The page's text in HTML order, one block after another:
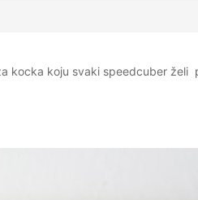
kocka koju svaki speedcuber želi